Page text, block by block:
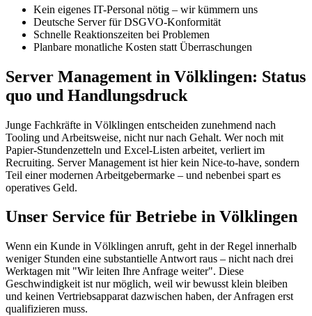
Kein eigenes IT-Personal nötig – wir kümmern uns
Deutsche Server für DSGVO-Konformität
Schnelle Reaktionszeiten bei Problemen
Planbare monatliche Kosten statt Überraschungen
Server Management in Völklingen: Status
quo und Handlungsdruck
Junge Fachkräfte in Völklingen entscheiden zunehmend nach
Tooling und Arbeitsweise, nicht nur nach Gehalt. Wer noch mit
Papier-Stundenzetteln und Excel-Listen arbeitet, verliert im
Recruiting. Server Management ist hier kein Nice-to-have, sondern
Teil einer modernen Arbeitgebermarke – und nebenbei spart es
operatives Geld.
Unser Service für Betriebe in Völklingen
Wenn ein Kunde in Völklingen anruft, geht in der Regel innerhalb
weniger Stunden eine substantielle Antwort raus – nicht nach drei
Werktagen mit "Wir leiten Ihre Anfrage weiter". Diese
Geschwindigkeit ist nur möglich, weil wir bewusst klein bleiben
und keinen Vertriebsapparat dazwischen haben, der Anfragen erst
qualifizieren muss.